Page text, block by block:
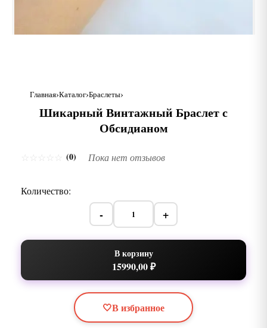
Главная Каталог Браслеты
Шикарный Винтажный Браслет с
Обсидианом
(0) Пока нет отзывов
Количество:
- +
В корзину
15990,00 ₽
🤍В избранное